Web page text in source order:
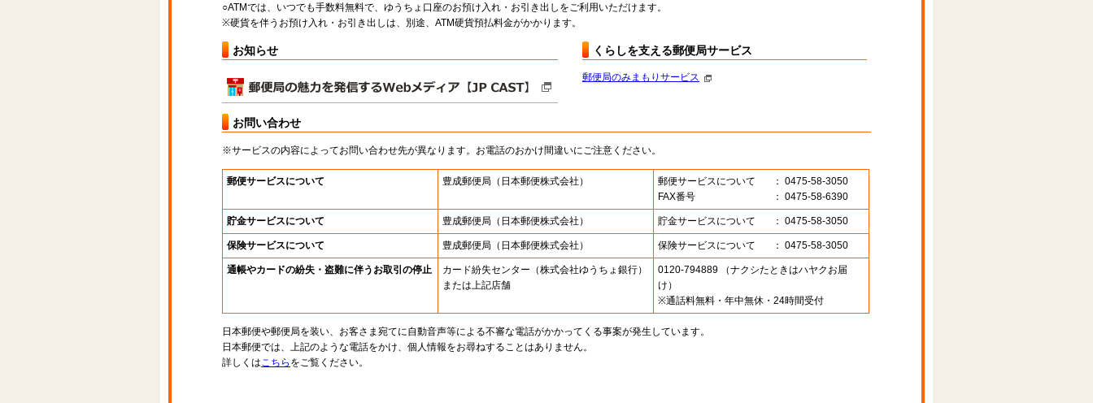
○ATMでは、いつでも手数料無料で、ゆうちょ口座のお預け入れ・お引き出しをご利用いただけます。
※硬貨を伴うお預け入れ・お引き出しは、別途、ATM硬貨預払料金がかかります。
お知らせ くらしを支える郵便局サービス
郵便局のみまもりサービス
お問い合わせ
※サービスの内容によってお問い合わせ先が異なります。お電話のおかけ間違いにご注意ください。
郵便サービスについて 豊成郵便局 （日本郵便株式会社） 郵便サービスについて
： 0475-58-3050
FAX番号
： 0475-58-6390
貯金サービスについて 豊成郵便局 （日本郵便株式会社） 貯金サービスについて ： 0475-58-3050
保険サービスについて 豊成郵便局 （日本郵便株式会社） 保険サービスについて ： 0475-58-3050
通帳やカードの紛失・盗難に伴うお取引の停止 カード紛失センター （株式会社ゆうちょ銀行）
または上記店舗
0120-794889 （ナクシたときはハヤクお届
け）
※通話料無料・年中無休・24時間受付
日本郵便や郵便局を装い、お客さま宛てに自動音声等による不審な電話がかかってくる事案が発生しています。
日本郵便では、上記のような電話をかけ、個人情報をお尋ねすることはありません。
詳しくはこちら をご覧ください。